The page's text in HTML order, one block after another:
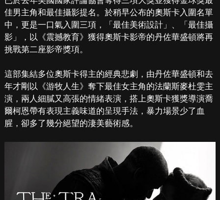
佳男主角和最佳攝影提名。於稍早公布的奧斯卡入圍名單
中，更是一口氣入圍三項，「最佳美術設計」、「最佳攝
影」，以《震撼教育》獲得奧斯卡影帝的丹佐華盛頓將再
挑戰第二座影帝獎項。
這部集結多位奧斯卡得主的經典悲劇，由丹佐華盛頓和去
年才剛以《游牧人生》奪下最佳女主角的法蘭斯麥杜雯主
演，兩人細膩又高張的情緒表演，搭上奧斯卡獲獎導演喬
爾柯恩帶有表現主義味道的呈現手法，暴力場景少了血
腥，卻多了幾分絕望的淒美藝術感。